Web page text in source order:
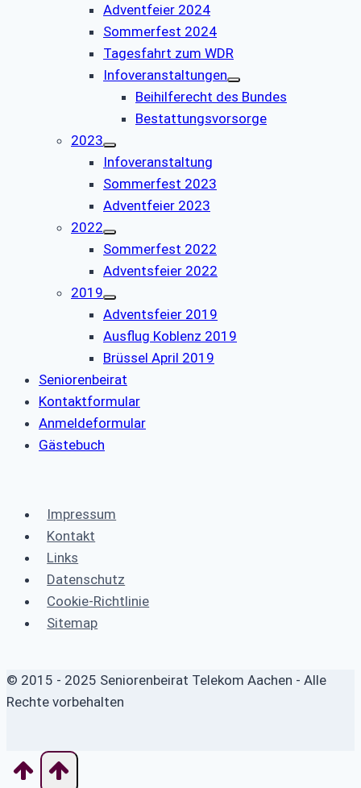
Adventfeier 2024
Sommerfest 2024
Tagesfahrt zum WDR
Infoveranstaltungen
Beihilferecht des Bundes
Bestattungsvorsorge
2023
Infoveranstaltung
Sommerfest 2023
Adventfeier 2023
2022
Sommerfest 2022
Adventsfeier 2022
2019
Adventsfeier 2019
Ausflug Koblenz 2019
Brüssel April 2019
Seniorenbeirat
Kontaktformular
Anmeldeformular
Gästebuch
Impressum
Kontakt
Links
Datenschutz
Cookie-Richtlinie
Sitemap
© 2015 - 2025 Seniorenbeirat Telekom Aachen - Alle
Rechte vorbehalten